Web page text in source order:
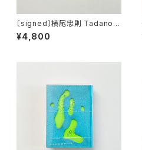
〔signed〕横尾忠則 Tadanori
Yokoo | 銀座番外地 My Blac
k Holes.
¥4,800